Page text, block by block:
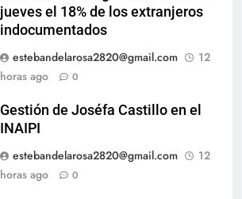
jueves el 18% de los extranjeros
indocumentados
estebandelarosa2820@gmail.com
12
horas ago
0
Gestión de Joséfa Castillo en el
INAIPI
estebandelarosa2820@gmail.com
12
horas ago
0